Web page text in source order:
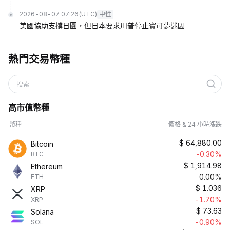
2026-08-07 07:26 (UTC) 中性
美國協助支撐日圓，但日本要求川普停止寶可夢迷因
熱門交易幣種
搜索
高市值幣種
幣種 價格 & 24 小時漲跌
Bitcoin
BTC
$ 64,880.00
-0.30%
Ethereum
ETH
$ 1,914.98
0.00%
XRP
XRP
$ 1.036
-1.70%
Solana
SOL
$ 73.63
-0.90%